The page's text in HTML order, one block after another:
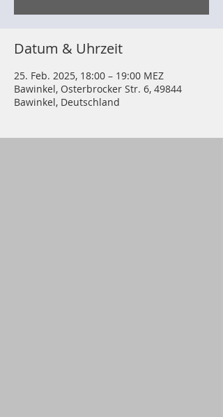
Datum & Uhrzeit
25. Feb. 2025, 18:00 – 19:00 MEZ
Bawinkel, Osterbrocker Str. 6, 49844
Bawinkel, Deutschland